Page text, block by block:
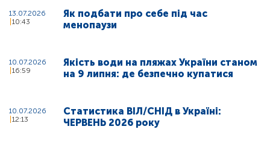
13.07.2026
10:43
Як подбати про себе під час
менопаузи
10.07.2026
16:59
Якість води на пляжах України станом
на 9 липня: де безпечно купатися
10.07.2026
12:13
Статистика ВІЛ/СНІД в Україні:
ЧЕРВЕНЬ 2026 року